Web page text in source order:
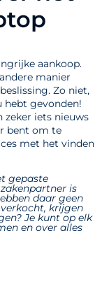
aankoop.
manier
Zo niet,
hebt gevonden!
zeker iets nieuws
bent om te
met het vinden
gepaste
is
daar geen
krijgen
Je kunt op elk
en over alles